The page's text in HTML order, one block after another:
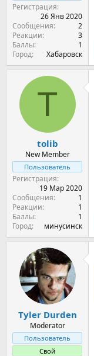
Регистрация
26 Янв 2020
Сообщения
2
Реакции
3
Баллы
1
Город
Хабаровск
T
tolib
New Member
Пользователь
Регистрация
19 Мар 2020
Сообщения
1
Реакции
1
Баллы
1
Город
минусинск
Tyler Durden
Moderator
Пользователь
Свой